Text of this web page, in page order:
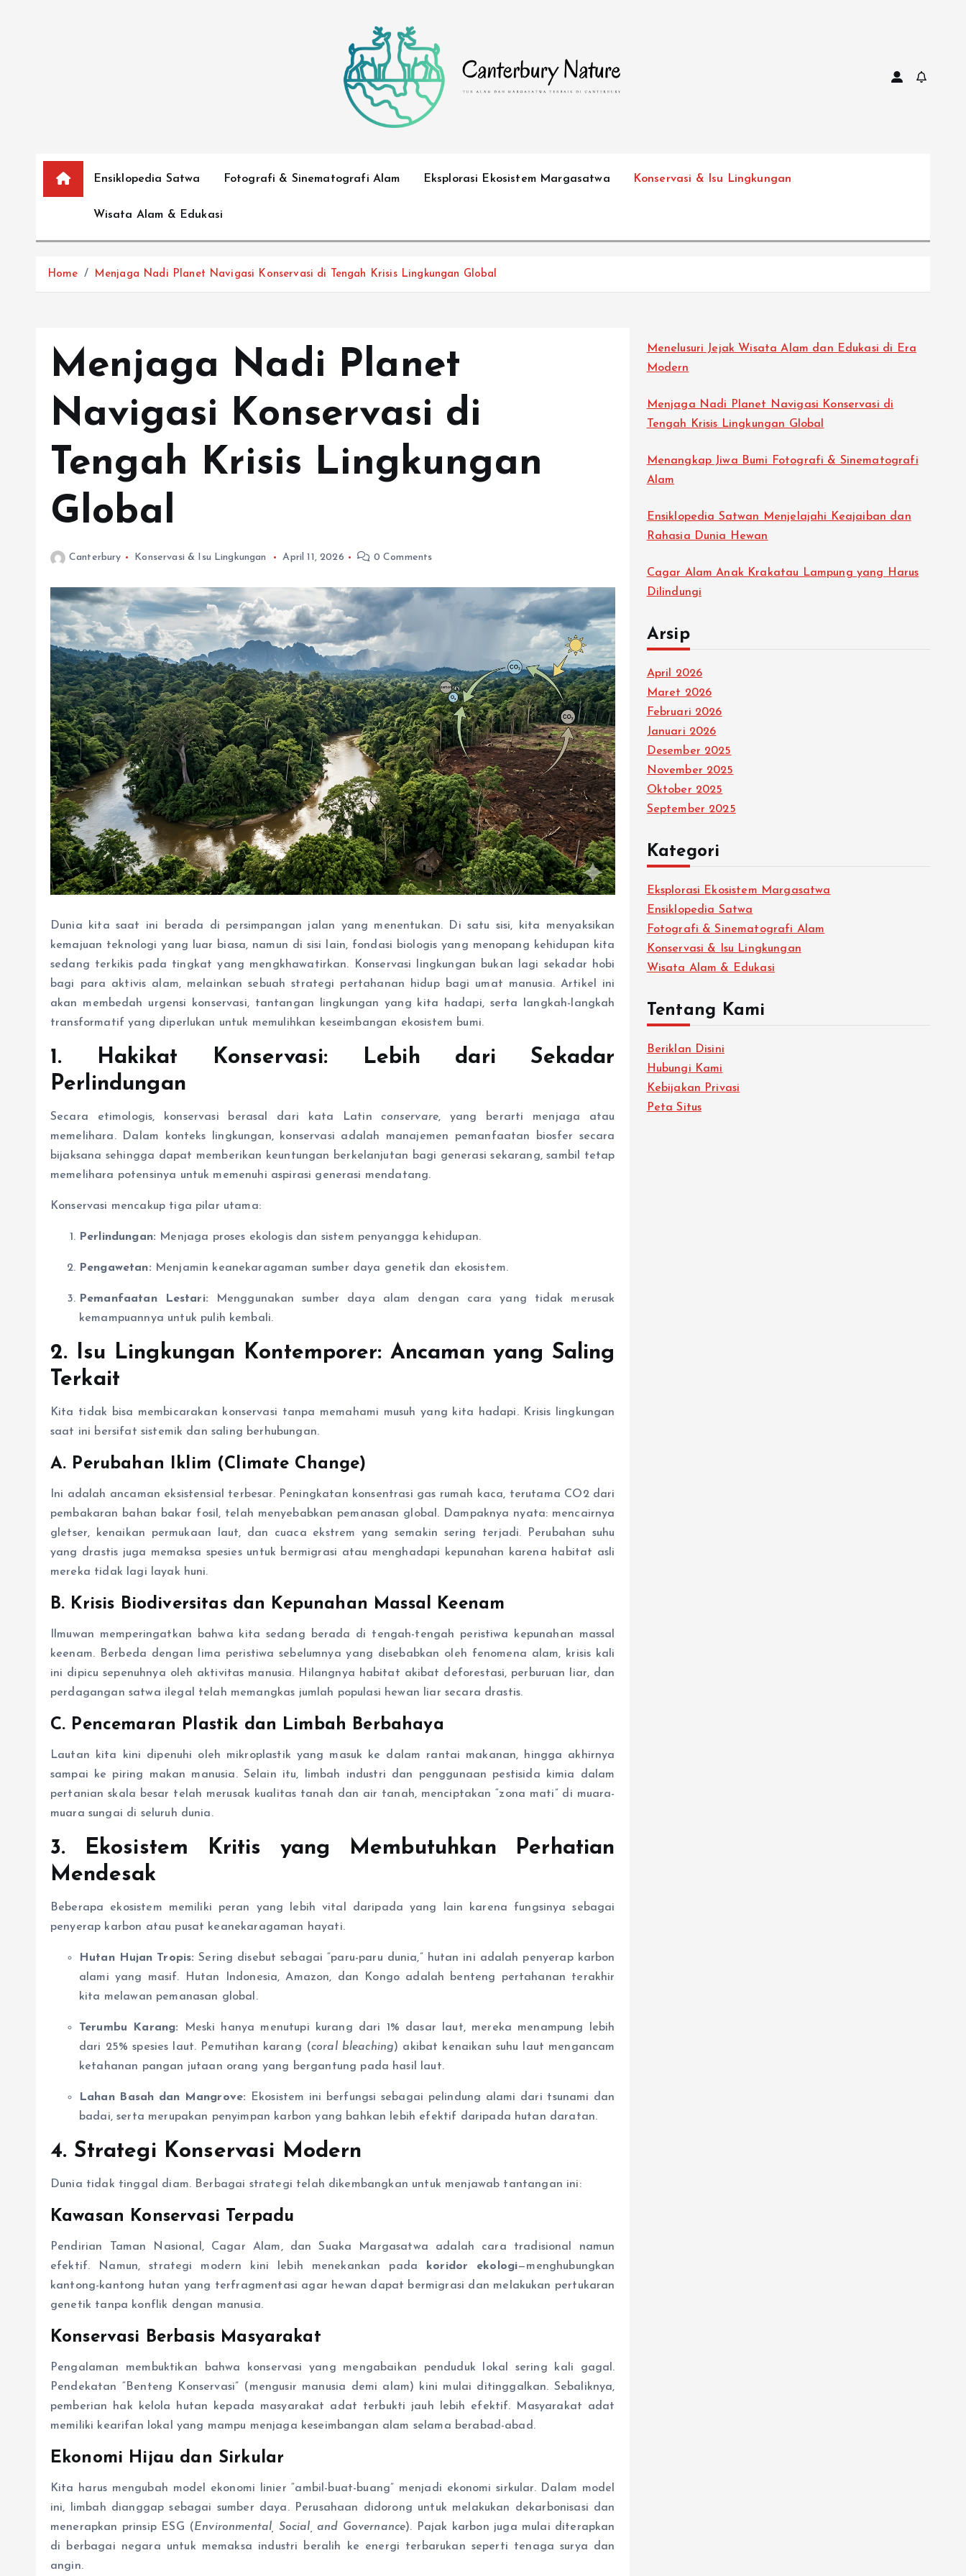
Ensiklopedia Satwa Fotografi & Sinematografi Alam Eksplorasi Ekosistem Margasatwa Konservasi & Isu Lingkungan
Wisata Alam & Edukasi
Home Menjaga Nadi Planet Navigasi Konservasi di Tengah Krisis Lingkungan Global
Menjaga Nadi Planet
Navigasi Konservasi di
Tengah Krisis Lingkungan
Global
Canterbury Konservasi & Isu Lingkungan April 11, 2026 0 Comments
Dunia kita saat ini berada di persimpangan jalan yang menentukan. Di satu sisi, kita menyaksikan
kemajuan teknologi yang luar biasa, namun di sisi lain, fondasi biologis yang menopang kehidupan kita
sedang terkikis pada tingkat yang mengkhawatirkan. Konservasi lingkungan bukan lagi sekadar hobi
bagi para aktivis alam, melainkan sebuah strategi pertahanan hidup bagi umat manusia. Artikel ini
akan membedah urgensi konservasi, tantangan lingkungan yang kita hadapi, serta langkah-langkah
transformatif yang diperlukan untuk memulihkan keseimbangan ekosistem bumi.
1. Hakikat Konservasi: Lebih dari Sekadar
Perlindungan
Secara etimologis, konservasi berasal dari kata Latinconservare, yang berarti menjaga atau
memelihara. Dalam konteks lingkungan, konservasi adalah manajemen pemanfaatan biosfer secara
bijaksana sehingga dapat memberikan keuntungan berkelanjutan bagi generasi sekarang, sambil tetap
memelihara potensinya untuk memenuhi aspirasi generasi mendatang.
Konservasi mencakup tiga pilar utama:
Perlindungan: Menjaga proses ekologis dan sistem penyangga kehidupan.
Pengawetan: Menjamin keanekaragaman sumber daya genetik dan ekosistem.
Pemanfaatan Lestari: Menggunakan sumber daya alam dengan cara yang tidak merusak
kemampuannya untuk pulih kembali.
2. Isu Lingkungan Kontemporer: Ancaman yang Saling
Terkait
Kita tidak bisa membicarakan konservasi tanpa memahami musuh yang kita hadapi. Krisis lingkungan
saat ini bersifat sistemik dan saling berhubungan.
A. Perubahan Iklim (Climate Change)
Ini adalah ancaman eksistensial terbesar. Peningkatan konsentrasi gas rumah kaca, terutama CO2dari
pembakaran bahan bakar fosil, telah menyebabkan pemanasan global. Dampaknya nyata: mencairnya
gletser, kenaikan permukaan laut, dan cuaca ekstrem yang semakin sering terjadi. Perubahan suhu
yang drastis juga memaksa spesies untuk bermigrasi atau menghadapi kepunahan karena habitat asli
mereka tidak lagi layak huni.
B. Krisis Biodiversitas dan Kepunahan Massal Keenam
Ilmuwan memperingatkan bahwa kita sedang berada di tengah-tengah peristiwa kepunahan massal
keenam. Berbeda dengan lima peristiwa sebelumnya yang disebabkan oleh fenomena alam, krisis kali
ini dipicu sepenuhnya oleh aktivitas manusia. Hilangnya habitat akibat deforestasi, perburuan liar, dan
perdagangan satwa ilegal telah memangkas jumlah populasi hewan liar secara drastis.
C. Pencemaran Plastik dan Limbah Berbahaya
Lautan kita kini dipenuhi oleh mikroplastik yang masuk ke dalam rantai makanan, hingga akhirnya
sampai ke piring makan manusia. Selain itu, limbah industri dan penggunaan pestisida kimia dalam
pertanian skala besar telah merusak kualitas tanah dan air tanah, menciptakan “zona mati” di muara-
muara sungai di seluruh dunia.
3. Ekosistem Kritis yang Membutuhkan Perhatian
Mendesak
Beberapa ekosistem memiliki peran yang lebih vital daripada yang lain karena fungsinya sebagai
penyerap karbon atau pusat keanekaragaman hayati.
Hutan Hujan Tropis: Sering disebut sebagai “paru-paru dunia,” hutan ini adalah penyerap karbon
alami yang masif. Hutan Indonesia, Amazon, dan Kongo adalah benteng pertahanan terakhir
kita melawan pemanasan global.
Terumbu Karang: Meski hanya menutupi kurang dari 1% dasar laut, mereka menampung lebih
dari 25% spesies laut. Pemutihan karang (coral bleaching) akibat kenaikan suhu laut mengancam
ketahanan pangan jutaan orang yang bergantung pada hasil laut.
Lahan Basah dan Mangrove: Ekosistem ini berfungsi sebagai pelindung alami dari tsunami dan
badai, serta merupakan penyimpan karbon yang bahkan lebih efektif daripada hutan daratan.
4. Strategi Konservasi Modern
Dunia tidak tinggal diam. Berbagai strategi telah dikembangkan untuk menjawab tantangan ini:
Kawasan Konservasi Terpadu
Pendirian Taman Nasional, Cagar Alam, dan Suaka Margasatwa adalah cara tradisional namun
efektif. Namun, strategi modern kini lebih menekankan pada koridor ekologi—menghubungkan
kantong-kantong hutan yang terfragmentasi agar hewan dapat bermigrasi dan melakukan pertukaran
genetik tanpa konflik dengan manusia.
Konservasi Berbasis Masyarakat
Pengalaman membuktikan bahwa konservasi yang mengabaikan penduduk lokal sering kali gagal.
Pendekatan “Benteng Konservasi” (mengusir manusia demi alam) kini mulai ditinggalkan. Sebaliknya,
pemberian hak kelola hutan kepada masyarakat adat terbukti jauh lebih efektif. Masyarakat adat
memiliki kearifan lokal yang mampu menjaga keseimbangan alam selama berabad-abad.
Ekonomi Hijau dan Sirkular
Kita harus mengubah model ekonomi linier “ambil-buat-buang” menjadi ekonomi sirkular. Dalam model
ini, limbah dianggap sebagai sumber daya. Perusahaan didorong untuk melakukan dekarbonisasi dan
menerapkan prinsip ESG (Environmental, Social, and Governance). Pajak karbon juga mulai diterapkan
di berbagai negara untuk memaksa industri beralih ke energi terbarukan seperti tenaga surya dan
angin.
Menelusuri Jejak Wisata Alam dan Edukasi di Era
Modern
Menjaga Nadi Planet Navigasi Konservasi di
Tengah Krisis Lingkungan Global
Menangkap Jiwa Bumi Fotografi & Sinematografi
Alam
Ensiklopedia Satwan Menjelajahi Keajaiban dan
Rahasia Dunia Hewan
Cagar Alam Anak Krakatau Lampung yang Harus
Dilindungi
Arsip
April 2026
Maret 2026
Februari 2026
Januari 2026
Desember 2025
November 2025
Oktober 2025
September 2025
Kategori
Eksplorasi Ekosistem Margasatwa
Ensiklopedia Satwa
Fotografi & Sinematografi Alam
Konservasi & Isu Lingkungan
Wisata Alam & Edukasi
Tentang Kami
Beriklan Disini
Hubungi Kami
Kebijakan Privasi
Peta Situs